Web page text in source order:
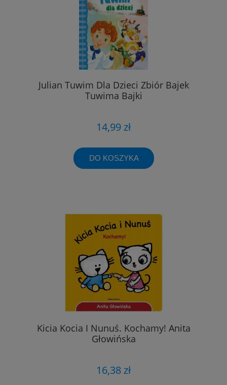
Julian Tuwim Dla Dzieci Zbiór Bajek
Tuwima Bajki
14,99 zł
DO KOSZYKA
Kicia Kocia I Nunuś. Kochamy! Anita
Głowińska
16,38 zł